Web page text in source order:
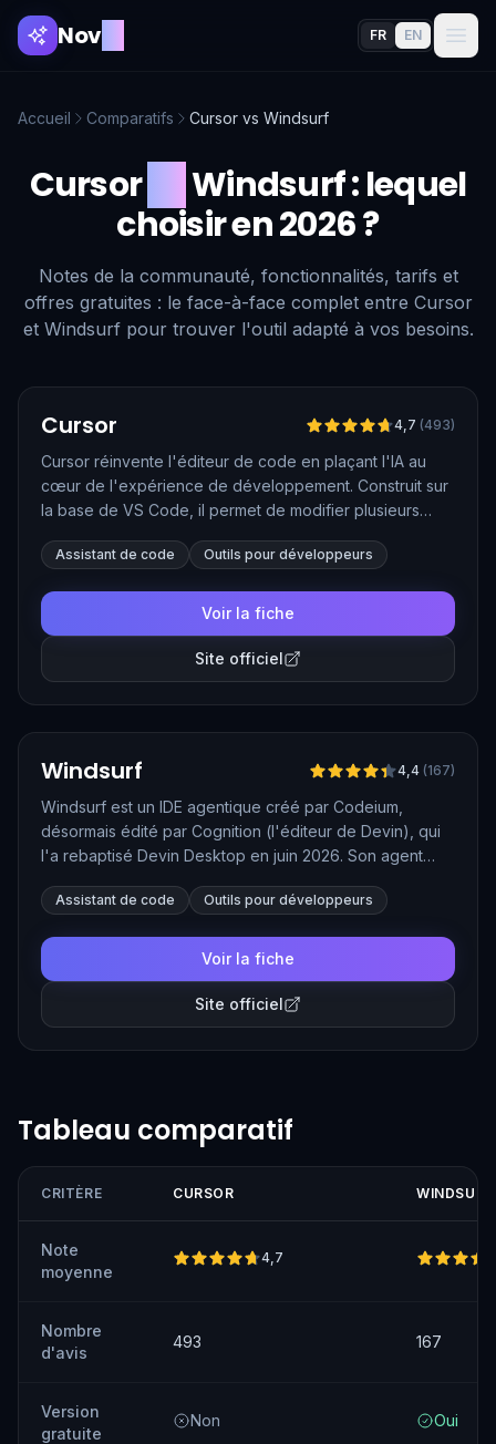
NovAI FR EN
Accueil Comparatifs Cursor vs Windsurf
Cursor Windsurf: lequel
choisir en 2026 ?
Notes de la communauté, fonctionnalités, tarifs et
offres gratuites : le face-à-face complet entre Cursor
et Windsurf pour trouver l'outil adapté à vos besoins.
Cursor 4,7 (493)
Cursor réinvente l'éditeur de code en plaçant l'IA au
cœur de l'expérience de développement. Construit sur
la base de VS Code, il permet de modifier plusieurs
l'ensemble de son projet et de déléguer des tâches
2.0, son modèle maison Composer et son interface
multi-agents permettent de mener plusieurs tâches de
Assistant de code Outils pour développeurs
Voir la fiche
Site officiel
Windsurf 4,4 (167)
Windsurf est un IDE agentique créé par Codeium,
désormais édité par Cognition (l'éditeur de Devin), qui
l'a rebaptisé Devin Desktop en juin 2026. Son agent
du projet, planifie les modifications, édite plusieurs
tâches de développement de bout en bout. Il se
distingue par sa compréhension fine des grandes bases
de code (Fast Context, Codemaps) et l'accès gratuit à
son modèle maison SWE-1.6.
Assistant de code Outils pour développeurs
Voir la fiche
Site officiel
Tableau comparatif
CRITÈRE CURSOR WINDSURF
Note
moyenne
4,7
Nombre
d'avis
493 167
Version
gratuite
Non Oui